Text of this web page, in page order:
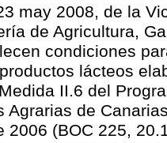
may 2008, de la
de Agricultura,
condiciones
lácteos
II.6 del
Agrarias de
2006 (BOC 225,